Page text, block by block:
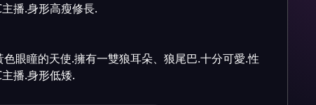
播.身形高瘦修長.
眼瞳的天使.擁有一雙狼耳朵、狼尾巴.十分可愛.性
播.身形低矮.